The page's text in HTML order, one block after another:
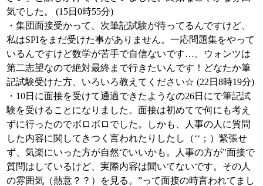
気でした。 (15日0時55分)
・集団面接受かって、次筆記試験が待ってるんですけど、
私はSPIをまだ受けた事がありません。一応問題集をやって
いるんですけど数学が苦手で自信ないです…。ウォンツは
第二志望なので絶対最終まで行きたいんです！どなたか筆
記試験受けた方、いろいろ教えてください☆ (22日8時19分)
・10日に面接を受けて通過できたようなの26日にで筆記試
験を受けることになりました。面接は初めてで何にも考え
ずに行ったのでボロボロでした。しかも、人事の人に質問
した内容に関してきつく言われたりしたし（‘‘；）緊張せ
ず、気楽にいった方が自然でいいかも。人事の方が”面接で
質問はしているけど、実際内容は聞いてないです。その人
の雰囲気（熱意？？）を見る。”って面接の時言われてまし